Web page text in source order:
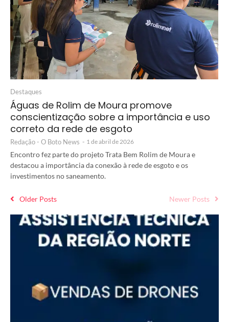
Destaques
Águas de Rolim de Moura promove
conscientização sobre a importância e uso
correto da rede de esgoto
Redação - O Boto News - 1 de abril de 2026
Encontro fez parte do projeto Trata Bem Rolim de Moura e
destacou a importância da conexão à rede de esgoto e os
investimentos no saneamento.
Older Posts Newer Posts